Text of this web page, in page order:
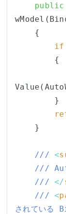
public
if
/// <
///
/// </
/// <
されている